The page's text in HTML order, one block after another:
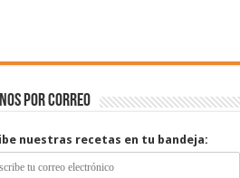
por correo
nuestras recetas en tu bandeja: